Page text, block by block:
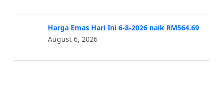
Harga Emas Hari Ini 6-8-2026 naik RM564.69
August 6, 2026